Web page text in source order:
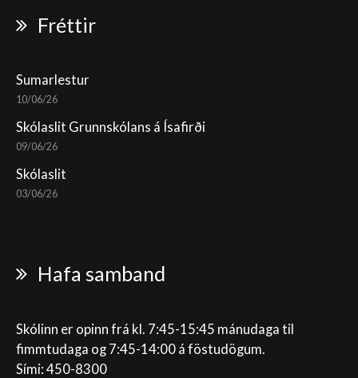
Fréttir
Sumarlestur
10/06/26
Skólaslit Grunnskólans á Ísafirði
09/06/26
Skólaslit
03/06/26
Hafa samband
Skólinn er opinn frá kl. 7:45-15:45 mánudaga til
fimmtudaga og 7:45-14:00 á föstudögum.
Sími: 450-8300